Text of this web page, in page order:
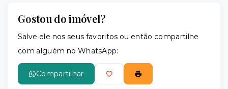
Gostou do imóvel?
Salve ele nos seus favoritos ou então compartilhe
com alguém no WhatsApp:
Compartilhar